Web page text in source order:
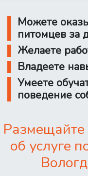
Можете
питомцев за
Желаете
Владеете
Умеете
поведение
об услуге